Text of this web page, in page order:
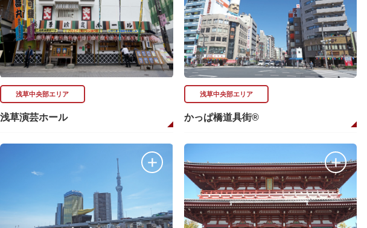
浅草中央部エリア
浅草演芸ホール
浅草中央部エリア
かっぱ橋道具街®